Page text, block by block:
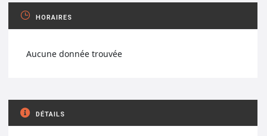
HORAIRES
Aucune donnée trouvée
DÉTAILS